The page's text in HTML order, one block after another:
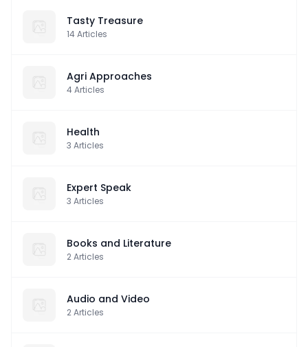
Tasty Treasure
14Articles
Agri Approaches
4Articles
Health
3 Articles
Expert Speak
3 Articles
Books and Literature
2Articles
Audio and Video
2Articles